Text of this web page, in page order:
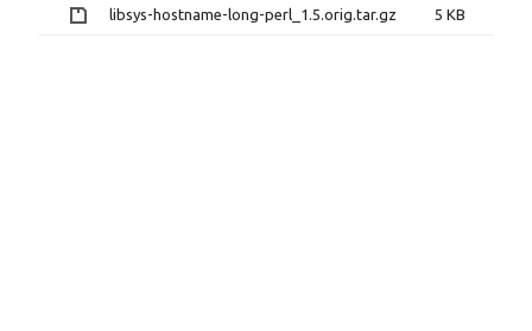
libsys-hostname-long-perl_1.5.orig.tar.gz 5 KB